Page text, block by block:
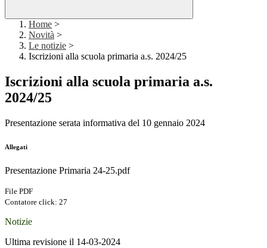
Home >
Novità >
Le notizie >
Iscrizioni alla scuola primaria a.s. 2024/25
Iscrizioni alla scuola primaria a.s.
2024/25
Presentazione serata informativa del 10 gennaio 2024
Allegati
Presentazione Primaria 24-25.pdf
File PDF
Contatore click: 27
Notizie
Ultima revisione il 14-03-2024